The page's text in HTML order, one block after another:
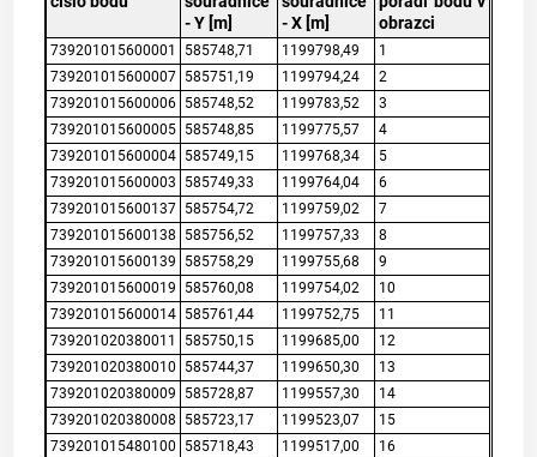
- Y [m]
- X [m]
obrazci
739201015600001 585748,71 1199798,49
1
739201015600007 585751,19 1199794,24
2
739201015600006 585748,52 1199783,52
3
739201015600005 585748,85 1199775,57
4
739201015600004 585749,15 1199768,34
5
739201015600003
585749,33 1199764,04
6
739201015600137 585754,72 1199759,02
7
739201015600138
585756,52 1199757,33
8
739201015600139
585758,29 1199755,68
9
739201015600019
585760,08 1199754,02
10
739201015600014 585761,44 1199752,75
11
739201020380011
585750,15 1199685,00
12
739201020380010
585744,37 1199650,30
13
739201020380009
585728,87 1199557,30
14
739201020380008
585723,17 1199523,07
15
739201015480100
585718,43 1199517,00
16